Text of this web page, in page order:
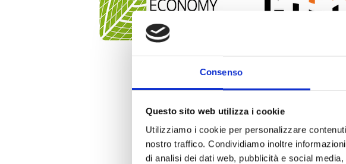
Consenso
Questo sito web utilizza i cookie
Utilizziamo i cookie per personalizzare
nostro traffico. Condividiamo inoltre
di analisi dei dati web, pubblicità e social